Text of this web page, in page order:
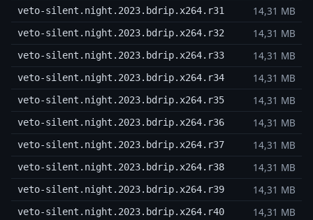
veto-silent.night.2023.bdrip.x264.r31 14,31 MB
veto-silent.night.2023.bdrip.x264.r32 14,31 MB
veto-silent.night.2023.bdrip.x264.r33 14,31 MB
veto-silent.night.2023.bdrip.x264.r34 14,31 MB
veto-silent.night.2023.bdrip.x264.r35 14,31 MB
veto-silent.night.2023.bdrip.x264.r36 14,31 MB
veto-silent.night.2023.bdrip.x264.r37 14,31 MB
veto-silent.night.2023.bdrip.x264.r38 14,31 MB
veto-silent.night.2023.bdrip.x264.r39 14,31 MB
veto-silent.night.2023.bdrip.x264.r40 14,31 MB